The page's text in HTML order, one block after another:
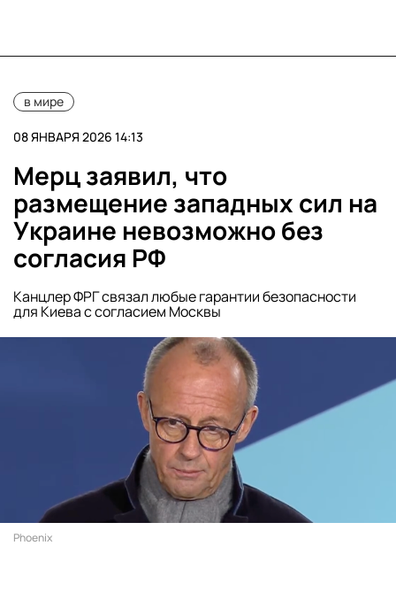
в мире
08 ЯНВАРЯ 2026 14:13
Мерц заявил, что
размещение западных сил на
Украине невозможно без
согласия РФ
Канцлер ФРГ связал любые гарантии безопасности
для Киева с согласием Москвы
Phoenix